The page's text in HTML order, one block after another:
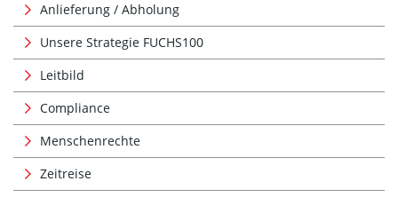
Anlieferung / Abholung
Unsere Strategie FUCHS100
Leitbild
Compliance
Menschenrechte
Zeitreise